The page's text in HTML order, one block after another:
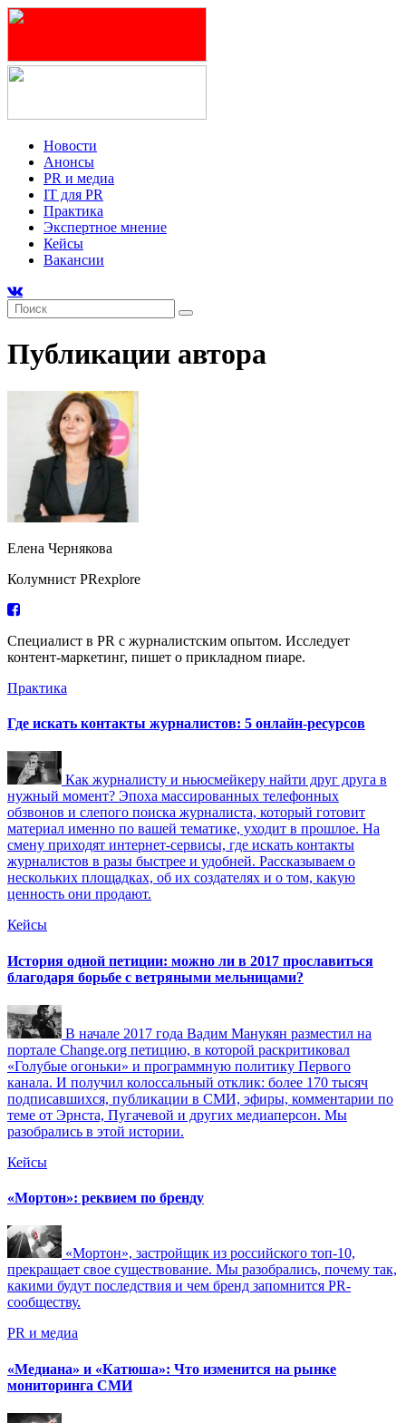
Новости
Анонсы
PR и медиа
IT для PR
Практика
Экспертное мнение
Кейсы
Вакансии
Публикации автора
Елена Чернякова
Колумнист PRexplore
Специалист в PR с журналистским опытом. Исследует
контент-маркетинг, пишет о прикладном пиаре.
Практика
Где искать контакты журналистов: 5 онлайн-ресурсов
Как журналисту и ньюсмейкеру найти друг друга в
нужный момент? Эпоха массированных телефонных
обзвонов и слепого поиска журналиста, который готовит
материал именно по вашей тематике, уходит в прошлое. На
смену приходят интернет-сервисы, где искать контакты
журналистов в разы быстрее и удобней. Рассказываем о
нескольких площадках, об их создателях и о том, какую
ценность они продают.
Кейсы
История одной петиции: можно ли в 2017 прославиться
благодаря борьбе с ветряными мельницами?
В начале 2017 года Вадим Манукян разместил на
портале Change.org петицию, в которой раскритиковал
«Голубые огоньки» и программную политику Первого
канала. И получил колоссальный отклик: более 170 тысяч
подписавшихся, публикации в СМИ, эфиры, комментарии по
теме от Эрнста, Пугачевой и других медиаперсон. Мы
разобрались в этой истории.
Кейсы
«Мортон»: реквием по бренду
«Мортон», застройщик из российского топ-10,
прекращает свое существование. Мы разобрались, почему так,
какими будут последствия и чем бренд запомнится PR-
сообществу.
PR и медиа
«Медиана» и «Катюша»: Что изменится на рынке
мониторинга СМИ